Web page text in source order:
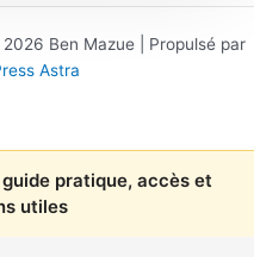
Ben Mazue | Propulsé par
Astra
pratique, accès et
utiles